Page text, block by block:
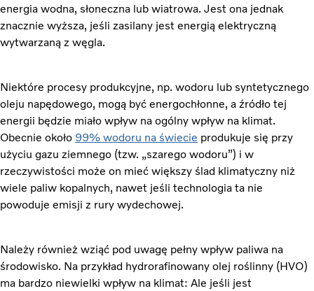
energia wodna, słoneczna lub wiatrowa. Jest ona jednak
znacznie wyższa, jeśli zasilany jest energią elektryczną
wytwarzaną z węgla.
Niektóre procesy produkcyjne, np. wodoru lub syntetycznego
oleju napędowego, mogą być energochłonne, a źródło tej
energii będzie miało wpływ na ogólny wpływ na klimat.
Obecnie około 99% wodoru na świecie produkuje się przy
użyciu gazu ziemnego (tzw. „szarego wodoru”) i w
rzeczywistości może on mieć większy ślad klimatyczny niż
wiele paliw kopalnych, nawet jeśli technologia ta nie
powoduje emisji z rury wydechowej.
Należy również wziąć pod uwagę pełny wpływ paliwa na
środowisko. Na przykład hydrorafinowany olej roślinny (HVO)
ma bardzo niewielki wpływ na klimat: Ale jeśli jest